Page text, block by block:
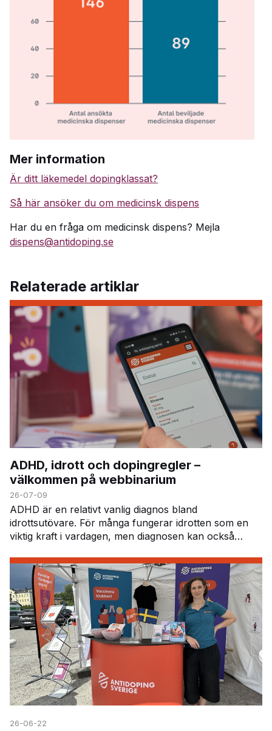
Mer information
Är ditt läkemedel dopingklassat?
Så här ansöker du om medicinsk dispens
Har du en fråga om medicinsk dispens? Mejla
dispens@antidoping.se
Relaterade artiklar
ADHD, idrott och dopingregler –
välkommen på webbinarium
26-07-09
ADHD är en relativt vanlig diagnos bland
idrottsutövare. För många fungerar idrotten som en
viktig kraft i vardagen, men diagnosen kan också
att h…
26-06-22